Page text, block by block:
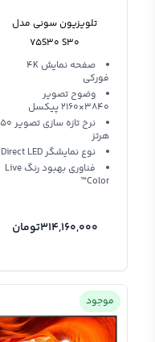
تلویزیون سونی مدل
75S30 S30
صفحه‌ نمایش 4K
فورکی
وضوح تصویر
3840×2160 پیکسل
نرخ تازه‌ سازی تصویر 50
هرتز
نوع نمایشگر Direct LED
فناوری بهبود رنگ Live
Color™
314,160,000تومان
موجود